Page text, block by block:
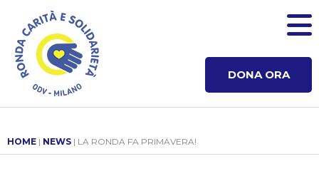
DONA ORA
HOME | NEWS | LA RONDA FA PRIMAVERA!